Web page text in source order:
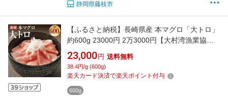
静岡県藤枝市
【ふるさと納税】長崎県産 本マグロ「大トロ」
約600g 23000円 2万3000円【大村湾漁業協同
組合】
23,000 円 送料無料
38.4円/g (600g)
楽天カード決済で楽天ポイント付与
600g